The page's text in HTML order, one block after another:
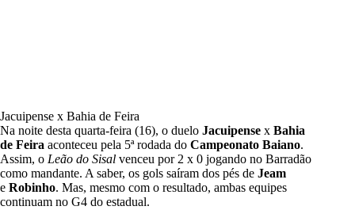
Jacuipense x Bahia de Feira
Na noite desta quarta-feira (16), o duelo Jacuipense x Bahia
de Feira aconteceu pela 5ª rodada do Campeonato Baiano.
Assim, o Leão do Sisal venceu por 2 x 0 jogando no Barradão
como mandante. A saber, os gols saíram dos pés de Jeam
e Robinho. Mas, mesmo com o resultado, ambas equipes
continuam no G4 do estadual.